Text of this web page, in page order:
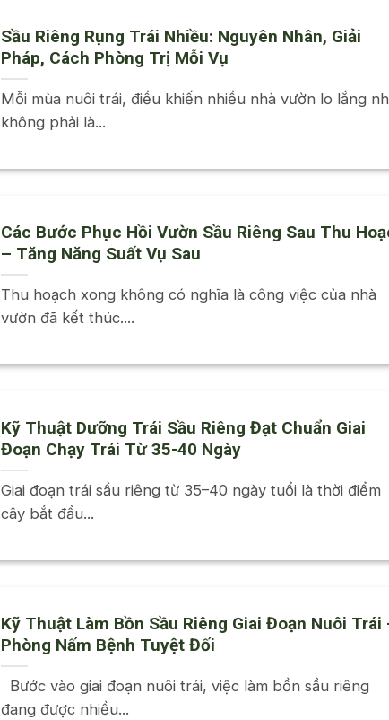
Sầu Riêng Rụng Trái Nhiều: Nguyên Nhân, Giải
Pháp, Cách Phòng Trị Mỗi Vụ
Mỗi mùa nuôi trái, điều khiến nhiều nhà vườn lo lắng
không phải là...
Các Bước Phục Hồi Vườn Sầu Riêng Sau Thu
– Tăng Năng Suất Vụ Sau
Thu hoạch xong không có nghĩa là công việc của nhà
vườn đã kết thúc....
Kỹ Thuật Dưỡng Trái Sầu Riêng Đạt Chuẩn Giai
Đoạn Chạy Trái Từ 35-40 Ngày
Giai đoạn trái sầu riêng từ 35–40 ngày tuổi là thời điểm
cây bắt đầu...
Kỹ Thuật Làm Bồn Sầu Riêng Giai Đoạn Nuôi Trái
Phòng Nấm Bệnh Tuyệt Đối
Bước vào giai đoạn nuôi trái, việc làm bồn sầu riêng
đang được nhiều...